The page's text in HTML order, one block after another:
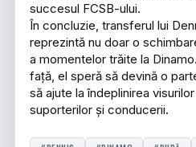
succesul FCSB-ului.
În concluzie, transferul lui
reprezintă nu doar o
a momentelor trăite la
față, el speră să devină o
să ajute la îndeplinirea
suporterilor și conducerii.